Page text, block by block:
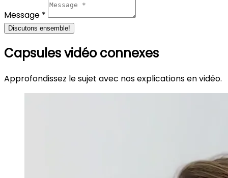
Message *
Discutons ensemble!
Capsules vidéo connexes
Approfondissez le sujet avec nos explications en vidéo.